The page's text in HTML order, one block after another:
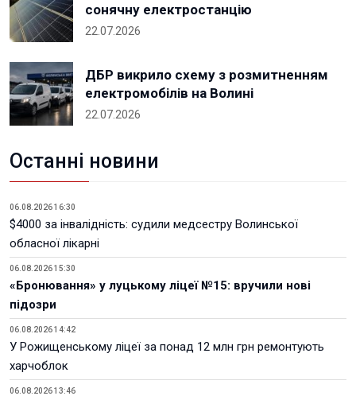
сонячну електростанцію
22.07.2026
ДБР викрило схему з розмитненням
електромобілів на Волині
22.07.2026
Останні новини
06.08.2026 16:30
$4000 за інвалідність: судили медсестру Волинської
обласної лікарні
06.08.2026 15:30
«Бронювання» у луцькому ліцеї №15: вручили нові
підозри
06.08.2026 14:42
У Рожищенському ліцеї за понад 12 млн грн ремонтують
харчоблок
06.08.2026 13:46